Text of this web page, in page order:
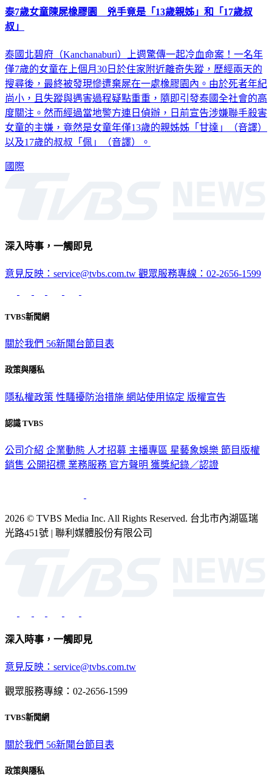
泰7歲女童陳屍橡膠園 兇手竟是「13歲親姊」和「17歲叔
叔」
泰國北碧府（Kanchanaburi）上週驚傳一起冷血命案！一名年
僅7歲的女童在上個月30日於住家附近離奇失蹤，歷經兩天的
搜尋後，最終被發現慘遭棄屍在一處橡膠園內。由於死者年紀
尚小，且失蹤與遇害過程疑點重重，隨即引發泰國全社會的高
度關注。然而經過當地警方連日偵辦，日前宣告涉嫌聯手殺害
女童的主嫌，竟然是女童年僅13歲的親姊姊「甘達」（音譯）
以及17歲的叔叔「佩」（音譯）。
國際
深入時事，一觸即見
意見反映：service@tvbs.com.tw 觀眾服務專線：02-2656-1599
TVBS新聞網
關於我們 56新聞台節目表
政策與隱私
隱私權政策 性騷擾防治措施 網站使用協定 版權宣告
認識 TVBS
公司介紹 企業動態 人才招募 主播專區 星藝象娛樂 節目版權
銷售 公開招標 業務服務 官方聲明 獲獎紀錄／認證
2026 © TVBS Media Inc. All Rights Reserved. 台北市內湖區瑞
光路451號 | 聯利媒體股份有限公司
深入時事，一觸即見
意見反映：service@tvbs.com.tw
觀眾服務專線：02-2656-1599
TVBS新聞網
關於我們 56新聞台節目表
政策與隱私